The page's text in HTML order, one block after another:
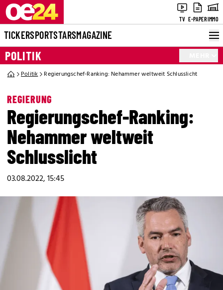
TV E-PAPERIMMO
TICKERSPORTSTARSMAGAZINE
POLITIK
Politik Regierungschef-Ranking: Nehammer weltweit Schlusslicht
REGIERUNG
Regierungschef-Ranking:
Nehammer weltweit
Schlusslicht
03.08.2022, 15:45